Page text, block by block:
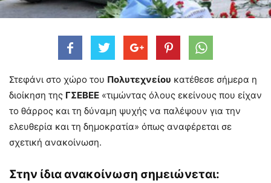
Στεφάνι στο χώρο του Πολυτεχνείου κατέθεσε σήμερα η
διοίκηση της ΓΣΕΒΕΕ «τιμώντας όλους εκείνους που είχαν
το θάρρος και τη δύναμη ψυχής να παλέψουν για την
ελευθερία και τη δημοκρατία» όπως αναφέρεται σε
σχετική ανακοίνωση.
Στην ίδια ανακοίνωση σημειώνεται: